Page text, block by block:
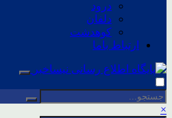
درود
دلفان
کوهدشت
ارتباط باما
×